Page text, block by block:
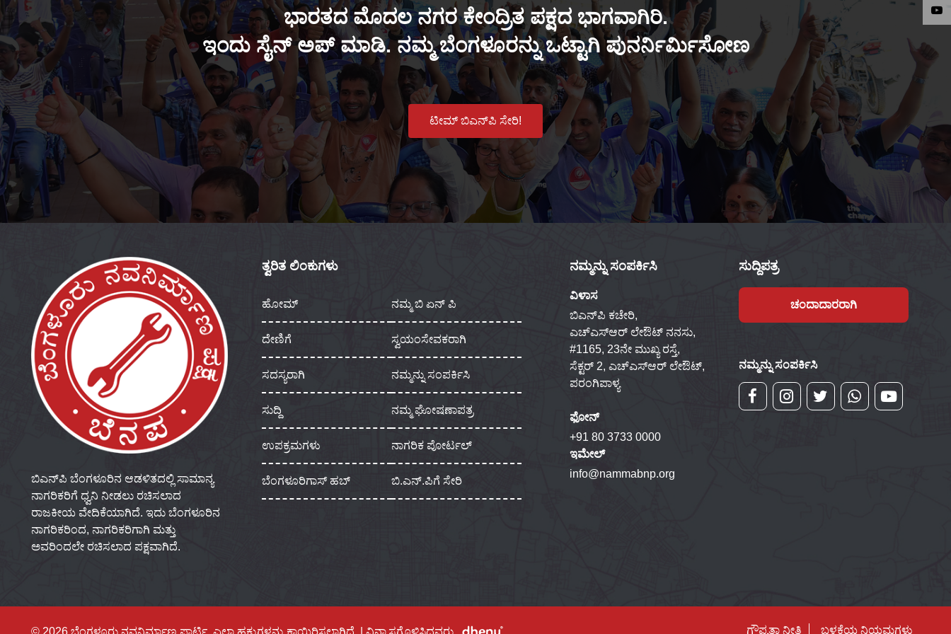
ಭಾರತದ ಮೊದಲ ನಗರ ಕೇಂದ್ರಿತ ಪಕ್ಷದ ಭಾಗವಾಗಿರಿ.
ಇಂದು ಸೈನ್ ಅಪ್ ಮಾಡಿ. ನಮ್ಮ ಬೆಂಗಳೂರನ್ನು ಒಟ್ಟಾಗಿ ಪುನರ್ನಿರ್ಮಿಸೋಣ
ಟೀಮ್ ಬಿಎನ್‌ಪಿ ಸೇರಿ!
ಬಿಎನ್‌ಪಿ ಬೆಂಗಳೂರಿನ ಆಡಳಿತದಲ್ಲಿ ಸಾಮಾನ್ಯ
ನಾಗರಿಕರಿಗೆ ಧ್ವನಿ ನೀಡಲು ರಚಿಸಲಾದ
ರಾಜಕೀಯ ವೇದಿಕೆಯಾಗಿದೆ. ಇದು ಬೆಂಗಳೂರಿನ
ನಾಗರಿಕರಿಂದ, ನಾಗರಿಕರಿಗಾಗಿ ಮತ್ತು
ಅವರಿಂದಲೇ ರಚಿಸಲಾದ ಪಕ್ಷವಾಗಿದೆ.
ತ್ವರಿತ ಲಿಂಕುಗಳು
ಹೋಮ್ ನಮ್ಮ ಬಿ ಏನ್ ಪಿ
ದೇಣಿಗೆ ಸ್ವಯಂಸೇವಕರಾಗಿ
ಸದಸ್ಯರಾಗಿ ನಮ್ಮನ್ನು ಸಂಪರ್ಕಿಸಿ
ಸುದ್ದಿ ನಮ್ಮ ಘೋಷಣಾಪತ್ರ
ಉಪಕ್ರಮಗಳು ನಾಗರಿಕ ಪೋರ್ಟಲ್
ಬೆಂಗಳೂರಿಗಾಸ್ ಹಬ್ ಬಿ.ಎನ್.ಪಿಗೆ ಸೇರಿ
ನಮ್ಮನ್ನು ಸಂಪರ್ಕಿಸಿ
ವಿಳಾಸ
ಬಿಎನ್‌ಪಿ ಕಚೇರಿ,
ಎಚ್‌ಎಸ್‌ಆರ್ ಲೇಔಟ್ ನನಸು,
#1165, 23ನೇ ಮುಖ್ಯ ರಸ್ತೆ,
ಸೆಕ್ಟರ್ 2, ಎಚ್‌ಎಸ್‌ಆರ್ ಲೇಔಟ್,
ಪರಂಗಿಪಾಳ್ಯ
ಫೋನ್
+91 80 3733 0000
ಇಮೇಲ್
info@nammabnp.org
ಸುದ್ದಿಪತ್ರ
ಚಂದಾದಾರರಾಗಿ
ನಮ್ಮನ್ನು ಸಂಪರ್ಕಿಸಿ
© 2026 ಬೆಂಗಳೂರು ನವನಿರ್ಮಾಣ ಪಾರ್ಟಿ, ಎಲ್ಲಾ ಹಕ್ಕುಗಳನ್ನು ಕಾಯ್ದಿರಿಸಲಾಗಿದೆ. | ವಿನ್ಯಾಸಗೊಳಿಸಿದವರು ಗೌಪ್ಯತಾ ನೀತಿ ಬಳಕೆಯ ನಿಯಮಗಳು